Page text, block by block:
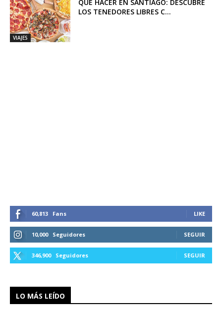
VIAJES
QUÉ HACER EN SANTIAGO: DESCUBRE
LOS TENEDORES LIBRES C...
60,813 Fans LIKE
10,000 Seguidores SEGUIR
346,900 Seguidores SEGUIR
LO MÁS LEÍDO